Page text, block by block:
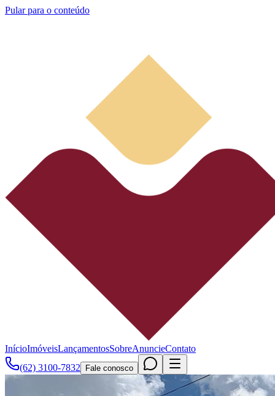
Pular para o conteúdo
InícioImóveisLançamentosSobreAnuncieContato
(62) 3100-7832
Fale conosco